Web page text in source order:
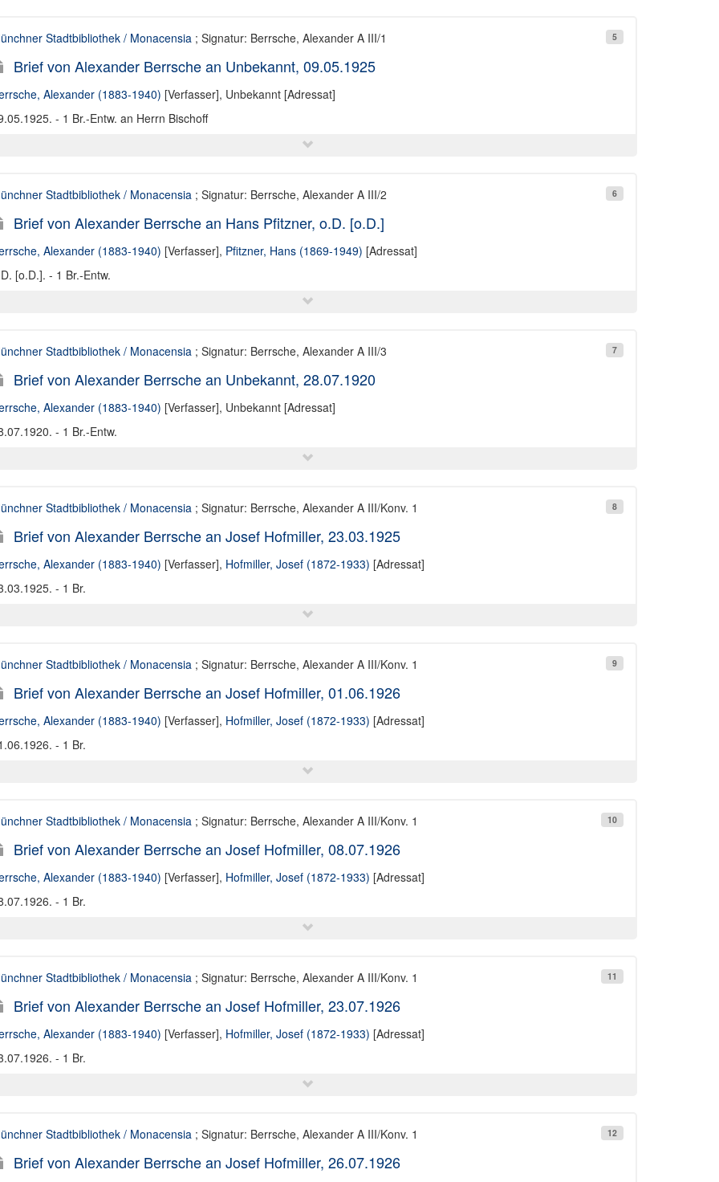
5
Stadtbibliothek / Monacensia; Signatur: Berrsche, Alexander A III/1
Brief von Alexander Berrsche an Unbekannt, 09.05.1925
Alexander (1883-1940) [Verfasser], Unbekannt [Adressat]
- 1 Br.-Entw. an Herrn Bischoff
6
Stadtbibliothek / Monacensia; Signatur: Berrsche, Alexander A III/2
Brief von Alexander Berrsche an Hans Pfitzner, o.D. [o.D.]
Alexander (1883-1940) [Verfasser], Pfitzner, Hans (1869-1949) [Adressat]
[o.D.]. - 1 Br.-Entw.
7
Stadtbibliothek / Monacensia; Signatur: Berrsche, Alexander A III/3
Brief von Alexander Berrsche an Unbekannt, 28.07.1920
Alexander (1883-1940) [Verfasser], Unbekannt [Adressat]
- 1 Br.-Entw.
8
Stadtbibliothek / Monacensia; Signatur: Berrsche, Alexander A III/Konv. 1
Brief von Alexander Berrsche an Josef Hofmiller, 23.03.1925
Alexander (1883-1940) [Verfasser], Hofmiller, Josef (1872-1933) [Adressat]
- 1 Br.
9
Stadtbibliothek / Monacensia; Signatur: Berrsche, Alexander A III/Konv. 1
Brief von Alexander Berrsche an Josef Hofmiller, 01.06.1926
Alexander (1883-1940) [Verfasser], Hofmiller, Josef (1872-1933) [Adressat]
- 1 Br.
10
Stadtbibliothek / Monacensia; Signatur: Berrsche, Alexander A III/Konv. 1
Brief von Alexander Berrsche an Josef Hofmiller, 08.07.1926
Alexander (1883-1940) [Verfasser], Hofmiller, Josef (1872-1933) [Adressat]
- 1 Br.
11
Stadtbibliothek / Monacensia; Signatur: Berrsche, Alexander A III/Konv. 1
Brief von Alexander Berrsche an Josef Hofmiller, 23.07.1926
Alexander (1883-1940) [Verfasser], Hofmiller, Josef (1872-1933) [Adressat]
- 1 Br.
12
Stadtbibliothek / Monacensia; Signatur: Berrsche, Alexander A III/Konv. 1
Brief von Alexander Berrsche an Josef Hofmiller, 26.07.1926